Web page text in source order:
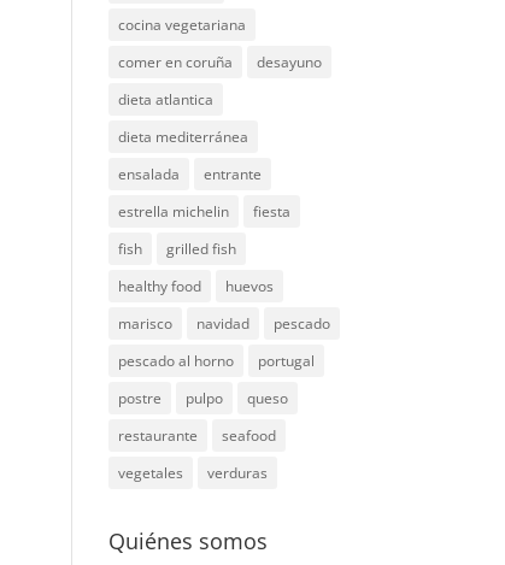
cocina vegetariana
comer en coruña
desayuno
dieta atlantica
dieta mediterránea
ensalada
entrante
estrella michelin
fiesta
fish
grilled fish
healthy food
huevos
marisco
navidad
pescado
pescado al horno
portugal
postre
pulpo
queso
restaurante
seafood
vegetales
verduras
Quiénes somos